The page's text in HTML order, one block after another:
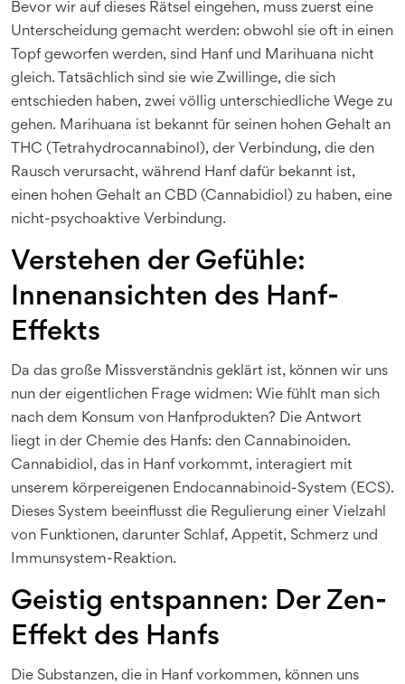
Bevor wir auf dieses Rätsel eingehen, muss zuerst eine
Unterscheidung gemacht werden: obwohl sie oft in einen
Topf geworfen werden, sind Hanf und Marihuana nicht
gleich. Tatsächlich sind sie wie Zwillinge, die sich
entschieden haben, zwei völlig unterschiedliche Wege zu
gehen. Marihuana ist bekannt für seinen hohen Gehalt an
THC (Tetrahydrocannabinol), der Verbindung, die den
Rausch verursacht, während Hanf dafür bekannt ist,
einen hohen Gehalt an CBD (Cannabidiol) zu haben, eine
nicht-psychoaktive Verbindung.
Verstehen der Gefühle:
Innenansichten des Hanf-
Effekts
Da das große Missverständnis geklärt ist, können wir uns
nun der eigentlichen Frage widmen: Wie fühlt man sich
nach dem Konsum von Hanfprodukten? Die Antwort
liegt in der Chemie des Hanfs: den Cannabinoiden.
Cannabidiol, das in Hanf vorkommt, interagiert mit
unserem körpereigenen Endocannabinoid-System (ECS).
Dieses System beeinflusst die Regulierung einer Vielzahl
von Funktionen, darunter Schlaf, Appetit, Schmerz und
Immunsystem-Reaktion.
Geistig entspannen: Der Zen-
Effekt des Hanfs
Die Substanzen, die in Hanf vorkommen, können uns